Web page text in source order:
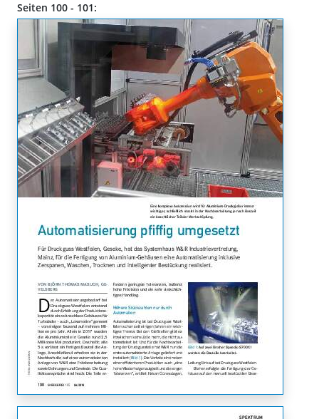
Seiten 100 - 101: